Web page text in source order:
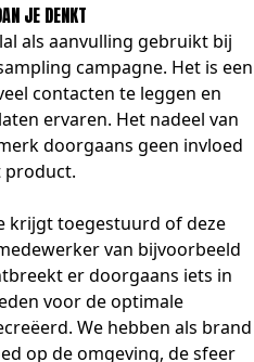
JE DENKT
als aanvulling gebruikt bij
campagne. Het is een
contacten te leggen en
ervaren. Het nadeel van
doorgaans geen invloed
product.
krijgt toegestuurd of deze
van bijvoorbeeld
er doorgaans iets in
voor de optimale
We hebben als brand
op de omgeving, de sfeer